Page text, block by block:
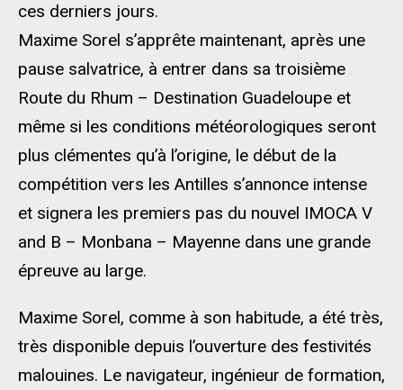
ces derniers jours.
Maxime Sorel s’apprête maintenant, après une
pause salvatrice, à entrer dans sa troisième
Route du Rhum – Destination Guadeloupe et
même si les conditions météorologiques seront
plus clémentes qu’à l’origine, le début de la
compétition vers les Antilles s’annonce intense
et signera les premiers pas du nouvel IMOCA V
and B – Monbana – Mayenne dans une grande
épreuve au large.
Maxime Sorel, comme à son habitude, a été très,
très disponible depuis l’ouverture des festivités
malouines. Le navigateur, ingénieur de formation,